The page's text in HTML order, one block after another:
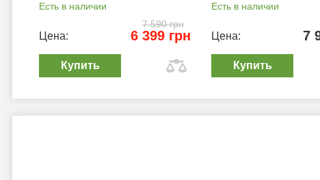
Есть в наличии
7 590 грн
Цена: 6 399 грн
Купить
Есть в наличии
Цена: 7
Купить